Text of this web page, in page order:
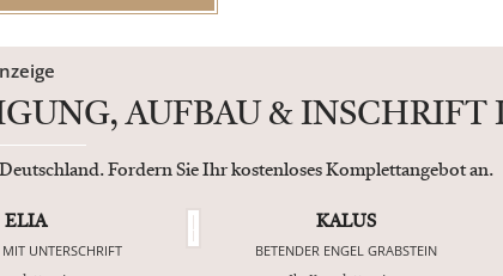
AUFBAU & INSCHRIFT
Fordern Sie Ihr kostenloses Komplettangebot an.
ELIA
UNTERSCHRIFT
KALUS
BETENDER ENGEL GRABSTEIN